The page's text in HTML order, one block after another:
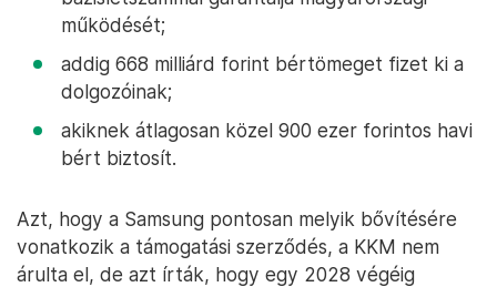
működését;
addig 668 milliárd forint bértömeget fizet ki a
dolgozóinak;
akiknek átlagosan közel 900 ezer forintos havi
bért biztosít.
Azt, hogy a Samsung pontosan melyik bővítésére
vonatkozik a támogatási szerződés, a KKM nem
árulta el, de azt írták, hogy egy 2028 végéig